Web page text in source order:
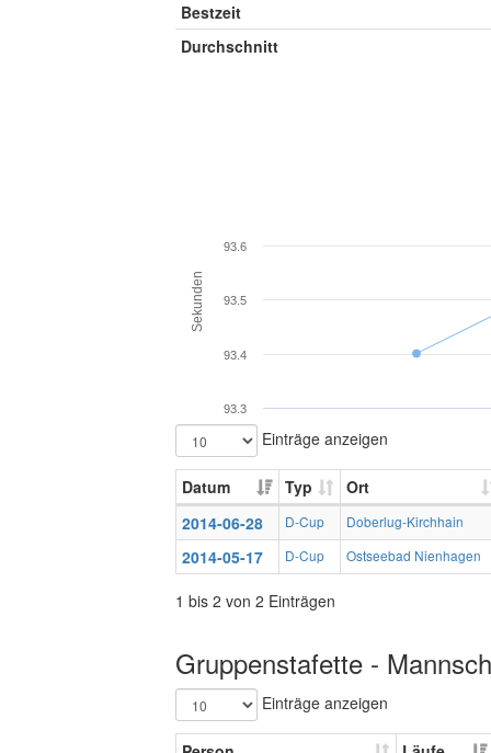
Bestzeit
Durchschnitt
Sekunden
93.3
93.4
93.5
93.6
Einträge anzeigen
Datum Typ
Ort
2014-06-28
D-Cup Doberlug-Kirchhain
2014-05-17 D-Cup Ostseebad Nienhagen
1 bis 2 von 2 Einträgen
Gruppenstafette -
Einträge anzeigen